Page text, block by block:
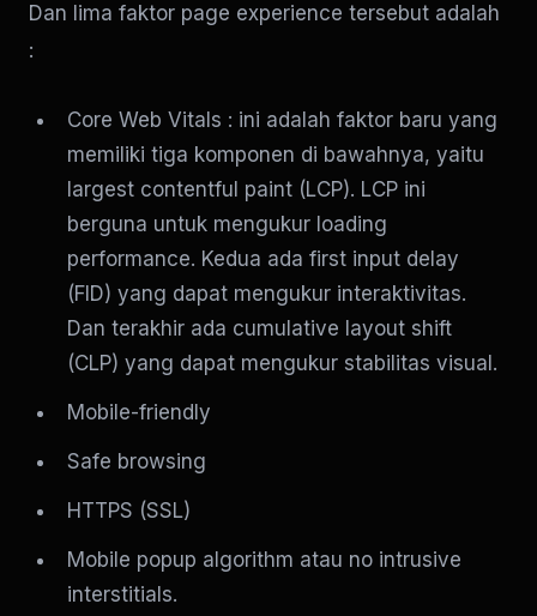
Dan lima faktor page experience tersebut adalah
:
Core Web Vitals : ini adalah faktor baru yang
memiliki tiga komponen di bawahnya, yaitu
largest contentful paint (LCP). LCP ini
berguna untuk mengukur loading
performance. Kedua ada first input delay
(FID) yang dapat mengukur interaktivitas.
Dan terakhir ada cumulative layout shift
(CLP) yang dapat mengukur stabilitas visual.
Mobile-friendly
Safe browsing
HTTPS (SSL)
Mobile popup algorithm atau no intrusive
interstitials.